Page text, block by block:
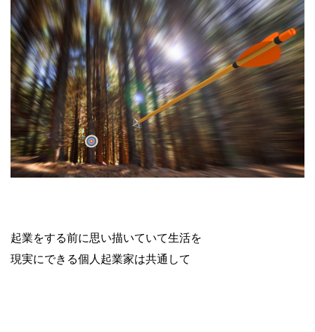
起業をする前に思い描いていて生活を
現実にできる個人起業家は共通して